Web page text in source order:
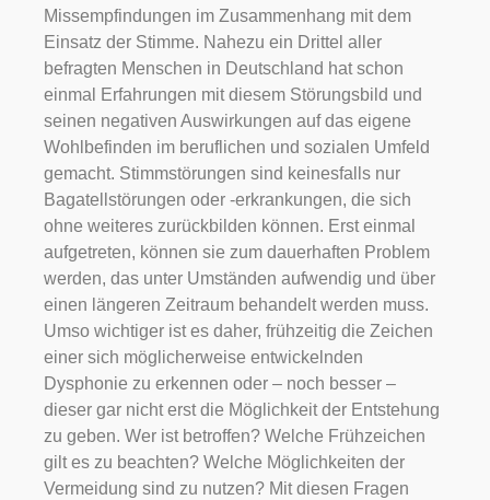
Missempfindungen im Zusammenhang mit dem
Einsatz der Stimme. Nahezu ein Drittel aller
befragten Menschen in Deutschland hat schon
einmal Erfahrungen mit diesem Störungsbild und
seinen negativen Auswirkungen auf das eigene
Wohlbefinden im beruflichen und sozialen Umfeld
gemacht. Stimmstörungen sind keinesfalls nur
Bagatellstörungen oder -erkrankungen, die sich
ohne weiteres zurückbilden können. Erst einmal
aufgetreten, können sie zum dauerhaften Problem
werden, das unter Umständen aufwendig und über
einen längeren Zeitraum behandelt werden muss.
Umso wichtiger ist es daher, frühzeitig die Zeichen
einer sich möglicherweise entwickelnden
Dysphonie zu erkennen oder – noch besser –
dieser gar nicht erst die Möglichkeit der Entstehung
zu geben. Wer ist betroffen? Welche Frühzeichen
gilt es zu beachten? Welche Möglichkeiten der
Vermeidung sind zu nutzen? Mit diesen Fragen